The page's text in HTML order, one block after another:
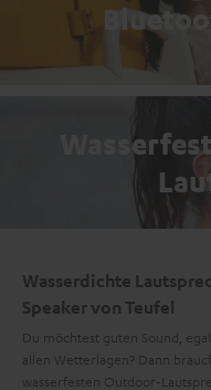
Wasserdichte
Speaker von Teufel
Du möchtest guten Sound,
allen Wetterlagen? Dann
wasserfesten Outdoor-